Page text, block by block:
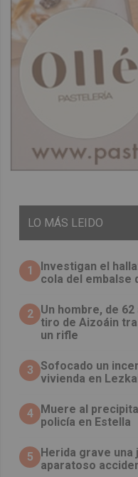
LO MÁS LEIDO
1
Investigan el
cola del embalse
2 Un hombre, de
tiro de Aizoáin
un rifle
3 Sofocado un
vivienda en
4 Muere al
policía en Estella
5
Herida grave una
aparatoso